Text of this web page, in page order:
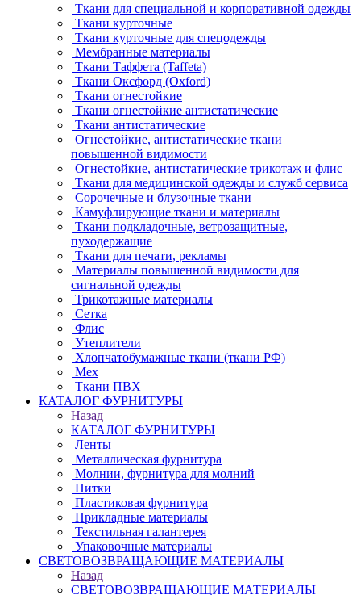
Ткани для специальной и корпоративной одежды
Ткани курточные
Ткани курточные для спецодежды
Мембранные материалы
Ткани Таффета (Taffeta)
Ткани Оксфорд (Oxford)
Ткани огнестойкие
Ткани огнестойкие антистатические
Ткани антистатические
Огнестойкие, антистатические ткани
повышенной видимости
Огнестойкие, антистатические трикотаж и флис
Ткани для медицинской одежды и служб сервиса
Сорочечные и блузочные ткани
Камуфлирующие ткани и материалы
Ткани подкладочные, ветрозащитные,
пуходержащие
Ткани для печати, рекламы
Материалы повышенной видимости для
сигнальной одежды
Трикотажные материалы
Сетка
Флис
Утеплители
Хлопчатобумажные ткани (ткани РФ)
Мех
Ткани ПВХ
КАТАЛОГ ФУРНИТУРЫ
Назад
КАТАЛОГ ФУРНИТУРЫ
Ленты
Металлическая фурнитура
Молнии, фурнитура для молний
Нитки
Пластиковая фурнитура
Прикладные материалы
Текстильная галантерея
Упаковочные материалы
СВЕТОВОЗВРАЩАЮЩИЕ МАТЕРИАЛЫ
Назад
СВЕТОВОЗВРАЩАЮЩИЕ МАТЕРИАЛЫ